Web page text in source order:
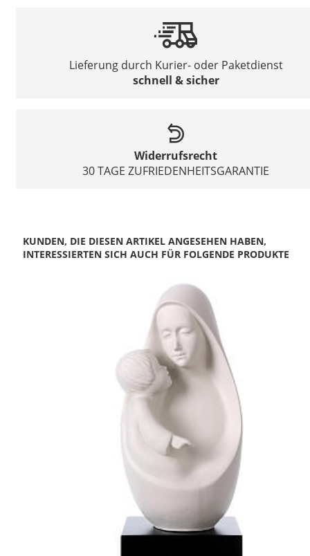
Lieferung durch Kurier- oder Paketdienst
schnell & sicher
Widerrufsrecht
30 TAGE ZUFRIEDENHEITSGARANTIE
KUNDEN, DIE DIESEN ARTIKEL ANGESEHEN HABEN,
INTERESSIERTEN SICH AUCH FÜR FOLGENDE PRODUKTE